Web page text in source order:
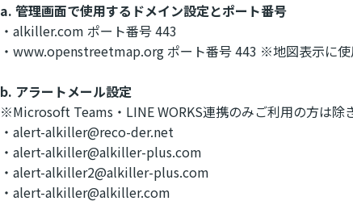
a. 管理画面で使用するドメイン設定とポート番号
・alkiller.com ポート番号 443
・www.openstreetmap.org ポート番号 443 ※地図表示に使
b. アラートメール設定
※Microsoft Teams・LINE WORKS連携のみご利用の方は除
・alert-alkiller@reco-der.net
・alert-alkiller@alkiller-plus.com
・alert-alkiller2@alkiller-plus.com
・alert-alkiller@alkiller.com